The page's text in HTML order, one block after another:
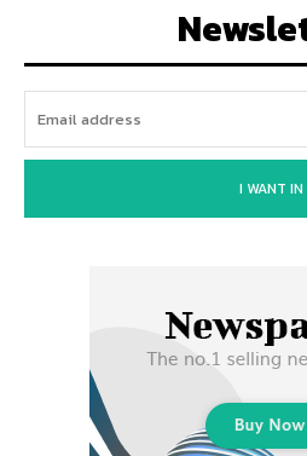
I WANT IN